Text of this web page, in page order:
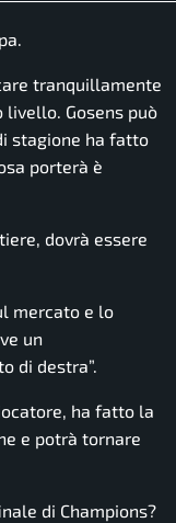
tranquillamente
Gosens può
stagione ha fatto
porterà è
dovrà essere
mercato e lo
un
di destra”.
ha fatto la
e potrà tornare
di Champions?